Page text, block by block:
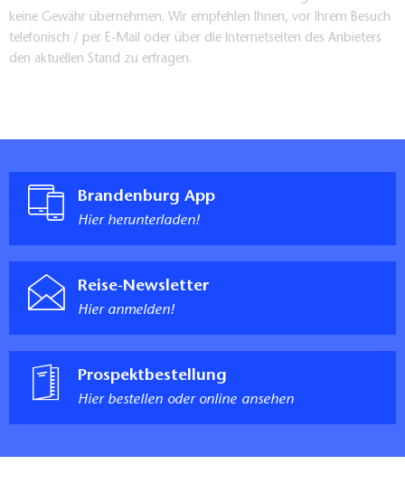
keine Gewähr übernehmen. Wir empfehlen Ihnen, vor Ihrem Besuch
telefonisch / per E-Mail oder über die Internetseiten des Anbieters
den aktuellen Stand zu erfragen.
Brandenburg App
Hier herunterladen!
Reise-Newsletter
Hier anmelden!
Prospektbestellung
Hier bestellen oder online ansehen